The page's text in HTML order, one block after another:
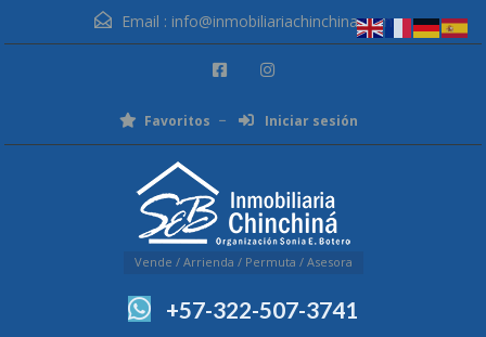
Email : info@inmobiliariachinchina.com
Favoritos Iniciar sesión
Vende / Arrienda / Permuta / Asesora
+57-322-507-3741